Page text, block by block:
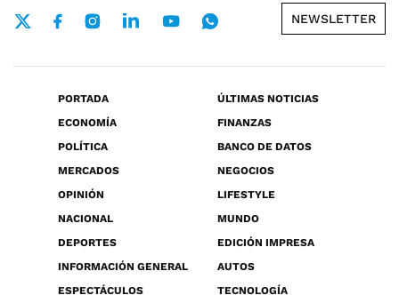
NEWSLETTER
PORTADA
ÚLTIMAS NOTICIAS
ECONOMÍA
FINANZAS
POLÍTICA
BANCO DE DATOS
MERCADOS
NEGOCIOS
OPINIÓN
LIFESTYLE
NACIONAL
MUNDO
DEPORTES
EDICIÓN IMPRESA
INFORMACIÓN GENERAL
AUTOS
ESPECTÁCULOS
TECNOLOGÍA